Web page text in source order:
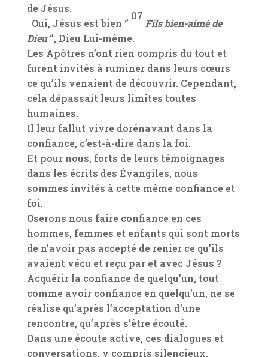
de Jésus.
Oui, Jésus est bien ‘’
07
Fils bien-aimé de
Dieu‘’, Dieu Lui-même.
Les Apôtres n’ont rien compris du tout et
furent invités à ruminer dans leurs cœurs
ce qu’ils venaient de découvrir. Cependant,
cela dépassait leurs limites toutes
humaines.
Il leur fallut vivre dorénavant dans la
confiance, c’est-à-dire dans la foi.
Et pour nous, forts de leurs témoignages
dans les écrits des Évangiles, nous
sommes invités à cette même confiance et
foi.
Oserons nous faire confiance en ces
hommes, femmes et enfants qui sont morts
de n’avoir pas accepté de renier ce qu’ils
avaient vécu et reçu par et avec Jésus ?
Acquérir la confiance de quelqu’un, tout
comme avoir confiance en quelqu’un, ne se
réalise qu’après l’acceptation d’une
rencontre, qu’après s’être écouté.
Dans une écoute active, ces dialogues et
conversations, y compris silencieux,